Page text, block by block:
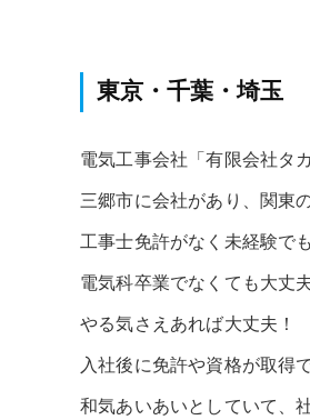
東京・千葉・埼玉
電気工事会社「有限会社タ
三郷市に会社があり、関東
工事士免許がなく未経験で
電気科卒業でなくても大丈
やる気さえあれば大丈夫！
入社後に免許や資格が取得
和気あいあいとしていて、